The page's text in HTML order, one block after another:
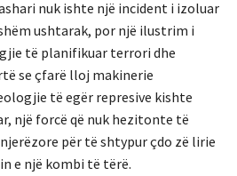
nuk ishte një incident i izoluar
ushtarak, por një ilustrim i
të planifikuar terrori dhe
se çfarë lloj makinerie
të egër represive kishte
një forcë që nuk hezitonte të
për të shtypur çdo zë lirie
e një kombi të tërë.